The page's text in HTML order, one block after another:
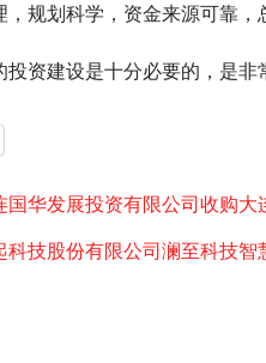
规划科学，资金来源可靠，
资建设是十分必要的，是非
国华发展投资有限公司收购大
科技股份有限公司澜至科技